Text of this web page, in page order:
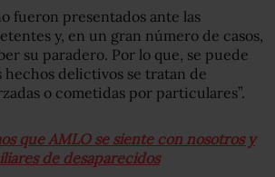
fueron presentados ante las
y, en un gran número de casos,
su paradero. Por lo que, se puede
hechos delictivos se tratan de
o cometidas por particulares”.
que AMLO se siente con nosotros y
de desaparecidos